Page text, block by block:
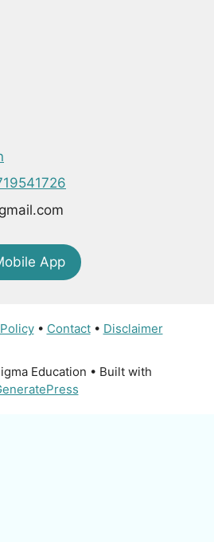
App
• Contact• Disclaimer
Education • Built with